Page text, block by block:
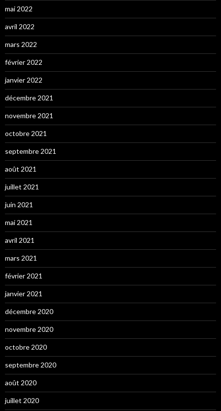
mai 2022
avril 2022
mars 2022
février 2022
janvier 2022
décembre 2021
novembre 2021
octobre 2021
septembre 2021
août 2021
juillet 2021
juin 2021
mai 2021
avril 2021
mars 2021
février 2021
janvier 2021
décembre 2020
novembre 2020
octobre 2020
septembre 2020
août 2020
juillet 2020